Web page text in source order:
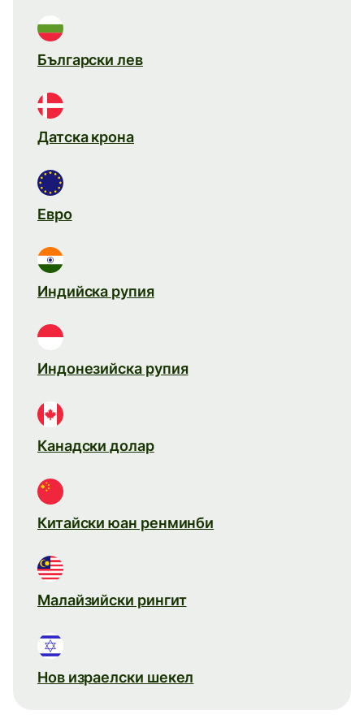
Български лев
Датска крона
Евро
Индийска рупия
Индонезийска рупия
Канадски долар
Китайски юан ренминби
Малайзийски рингит
Нов израелски шекел